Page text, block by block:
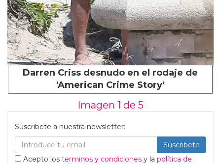
Darren Criss desnudo en el rodaje de
'American Crime Story'
Imagen 1 de 5
Suscribete a nuestra newsletter:
Suscribete
Acepto los terminos y condiciones y la política de